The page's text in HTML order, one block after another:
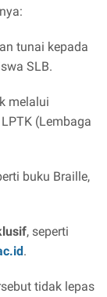
tunai kepada
SLB.
melalui
(Lembaga
buku Braille,
, seperti
.
tidak lepas